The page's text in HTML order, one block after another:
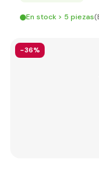
En stock > 5 piezas
-36%